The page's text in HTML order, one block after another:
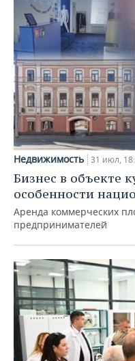
Недвижимость 31 июл,
Бизнес в объекте
особенности
Аренда коммерческих
предпринимателей